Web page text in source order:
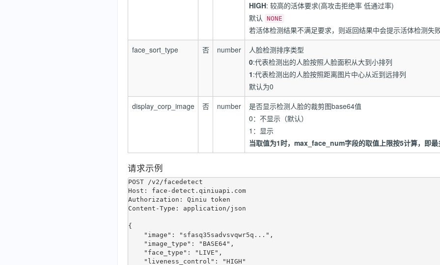
HIGH: 较高的活体要求(高攻击拒绝率 低通过率)
默认 NONE
若活体检测结果不满足要求，则返回结果中会提示活体检测失
face_sort_type
否 number
人脸检测排序类型
0:代表检测出的人脸按照人脸面积从大到小排列
1:代表检测出的人脸按照距离图片中心从近到远排列
默认为0
display_corp_image
否 number
是否显示检测人脸的裁剪图base64值
0：不显示（默认）
1：显示
当取值为1时，max_face_num字段的取值上限按5计算，即
请求示例
POST /v2/facedetect
Host: face-detect.qiniuapi.com
Authorization: Qiniu token
Content-Type: application/json
{